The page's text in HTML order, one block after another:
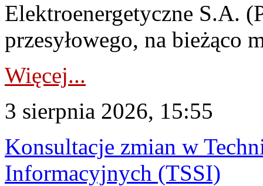
Elektroenergetyczne S.A.
przesyłowego, na bieżąco
Więcej...
3 sierpnia 2026, 15:55
Konsultacje zmian w
Informacyjnych (TSSI)